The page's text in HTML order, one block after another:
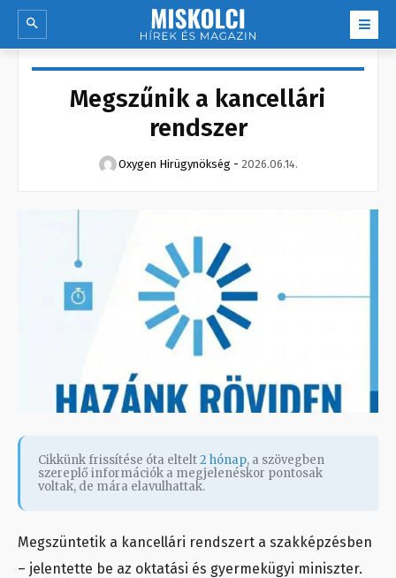
Megszűnik a kancellári
rendszer
Oxygen Hirügynökség - 2026.06.14.
Cikkünk frissítése óta eltelt2 hónap, a szövegben
szereplő információk a megjelenéskor pontosak
voltak, de mára elavulhattak.
Megszüntetik a kancellári rendszert a szakképzésben
– jelentette be az oktatási és gyermekügyi miniszter.